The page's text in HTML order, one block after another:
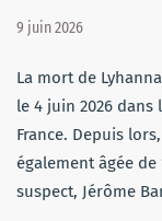
9 juin 2026
La mort de
le 4 juin 2026 dans
France. Depuis
également âgée
suspect, Jérôme